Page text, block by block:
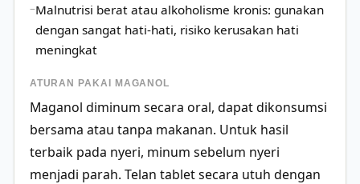
Malnutrisi berat atau alkoholisme kronis: gunakan
dengan sangat hati-hati, risiko kerusakan hati
meningkat
ATURAN PAKAI MAGANOL
Maganol diminum secara oral, dapat dikonsumsi
bersama atau tanpa makanan. Untuk hasil
terbaik pada nyeri, minum sebelum nyeri
menjadi parah. Telan tablet secara utuh dengan